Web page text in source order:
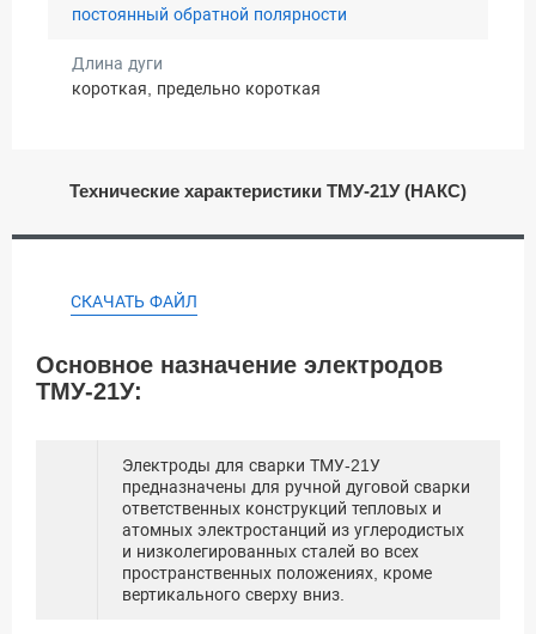
постоянный обратной полярности
Длина дуги
короткая, предельно короткая
Технические характеристики ТМУ-21У (НАКС)
СКАЧАТЬ ФАЙЛ
Основное назначение электродов
ТМУ-21У:
Электроды для сварки ТМУ-21У
предназначены для ручной дуговой сварки
ответственных конструкций тепловых и
атомных электростанций из углеродистых
и низколегированных сталей во всех
пространственных положениях, кроме
вертикального сверху вниз.